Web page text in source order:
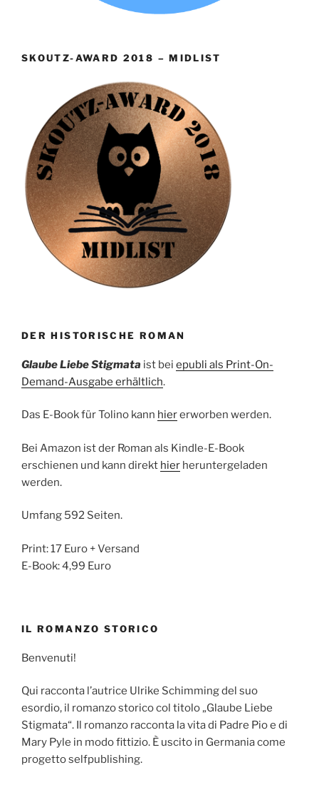
SKOUTZ-AWARD 2018 – MIDLIST
DER HISTORISCHE ROMAN
Glaube Liebe Stigmata ist bei epubli als Print-On-
Demand-Ausgabe erhältlich.
Das E-Book für Tolino kann hiererworben werden.
Bei Amazon ist der Roman als Kindle-E-Book
erschienen und kann direkt hier heruntergeladen
werden.
Umfang 592 Seiten.
Print: 17 Euro + Versand
E-Book: 4,99 Euro
IL ROMANZO STORICO
Benvenuti!
Qui racconta l’autrice Ulrike Schimming del suo
esordio, il romanzo storico col titolo „Glaube Liebe
Stigmata“. Il romanzo racconta la vita di Padre Pio e di
Mary Pyle in modo fittizio. È uscito in Germania come
progetto selfpublishing.